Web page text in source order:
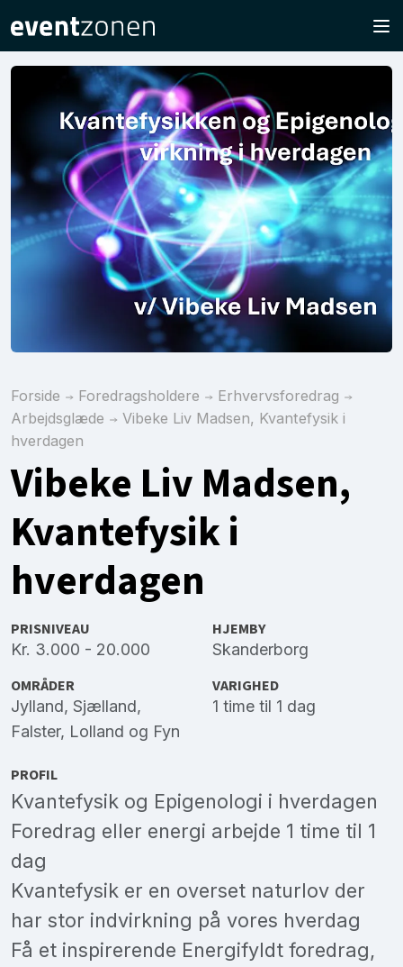
Forside Foredragsholdere
Erhvervsforedrag
Arbejdsglæde
Vibeke Liv Madsen, Kvantefysik i
hverdagen
Vibeke Liv Madsen,
Kvantefysik i
hverdagen
PRISNIVEAU
Kr. 3.000 - 20.000
HJEMBY
Skanderborg
OMRÅDER
Jylland, Sjælland,
Falster, Lolland og Fyn
VARIGHED
1 time til 1 dag
PROFIL
Kvantefysik og Epigenologi i hverdagen
Foredrag eller energi arbejde 1 time til 1
dag
Kvantefysik er en overset naturlov der
har stor indvirkning på vores hverdag
Få et inspirerende Energifyldt foredrag,